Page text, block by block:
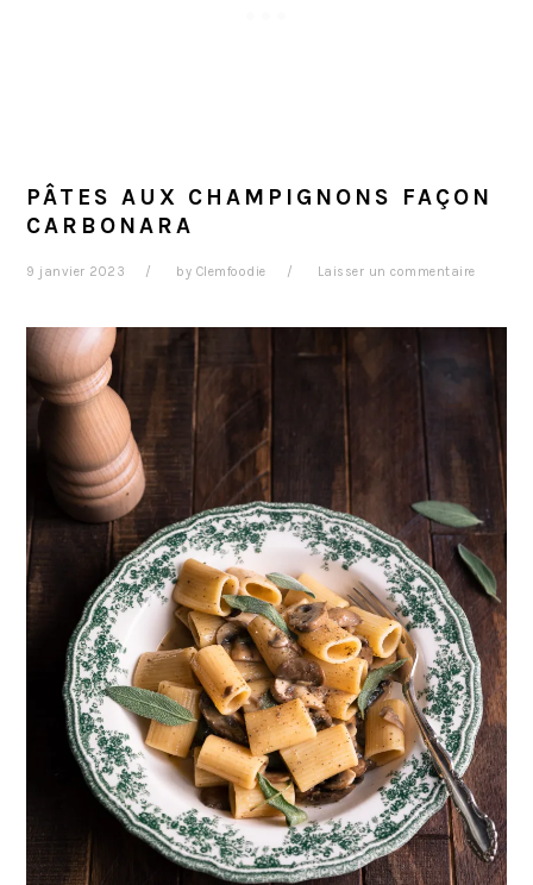
PÂTES AUX CHAMPIGNONS FAÇON
CARBONARA
9 janvier 2023 by Clemfoodie Laisser un commentaire